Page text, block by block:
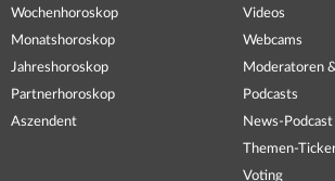
Wochenhoroskop
Monatshoroskop
Jahreshoroskop
Partnerhoroskop
Aszendent
Videos
Webcams
Moderatoren
Podcasts
News-Podcast
Themen-
Voting